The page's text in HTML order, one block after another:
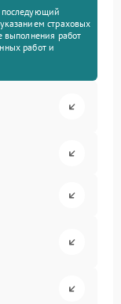
последующий
страховых
выполнения работ
работ и